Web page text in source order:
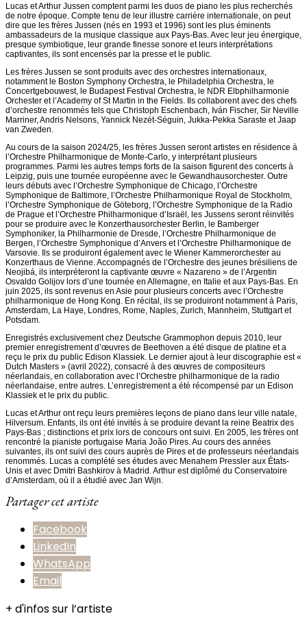
Lucas et Arthur Jussen comptent parmi les duos de piano les plus recherchés
de notre époque. Compte tenu de leur illustre carrière internationale, on peut
dire que les frères Jussen (nés en 1993 et ​​1996) sont les plus éminents
ambassadeurs de la musique classique aux Pays-Bas. Avec leur jeu énergique,
presque symbiotique, leur grande finesse sonore et leurs interprétations
captivantes, ils sont encensés par la presse et le public.
Les frères Jussen se sont produits avec des orchestres internationaux,
notamment le Boston Symphony Orchestra, le Philadelphia Orchestra, le
Concertgebouwest, le Budapest Festival Orchestra, le NDR Elbphilharmonie
Orchester et l’Academy of St Martin in the Fields. Ils collaborent avec des chefs
d’orchestre renommés tels que Christoph Eschenbach, Iván Fischer, Sir Neville
Marriner, Andris Nelsons, Yannick Nezét-Séguin, Jukka-Pekka Saraste et Jaap
van Zweden.
Au cours de la saison 2024/25, les frères Jussen seront artistes en résidence à
l’Orchestre Philharmonique de Monte-Carlo, y interprétant plusieurs
programmes. Parmi les autres temps forts de la saison figurent des concerts à
Leipzig, puis une tournée européenne avec le Gewandhausorchester. Outre
leurs débuts avec l’Orchestre Symphonique de Chicago, l’Orchestre
Symphonique de Baltimore, l’Orchestre Philharmonique Royal de Stockholm,
l’Orchestre Symphonique de Göteborg, l’Orchestre Symphonique de la Radio
de Prague et l’Orchestre Philharmonique d’Israël, les Jussens seront réinvités
pour se produire avec le Konzerthausorchester Berlin, le Bamberger
Symphoniker, la Philharmonie de Dresde, l’Orchestre Philharmonique de
Bergen, l’Orchestre Symphonique d’Anvers et l’Orchestre Philharmonique de
Varsovie. Ils se produiront également avec le Wiener Kammerorchester au
Konzerthaus de Vienne. Accompagnés de l’Orchestre des jeunes brésiliens de
Neojibá, ils interpréteront la captivante œuvre « Nazareno » de l’Argentin
Osvaldo Golijov lors d’une tournée en Allemagne, en Italie et aux Pays-Bas. En
juin 2025, ils sont revenus en Asie pour plusieurs concerts avec l’Orchestre
philharmonique de Hong Kong. En récital, ils se produiront notamment à Paris,
Amsterdam, La Haye, Londres, Rome, Naples, Zurich, Mannheim, Stuttgart et
Potsdam.
Enregistrés exclusivement chez Deutsche Grammophon depuis 2010, leur
premier enregistrement d’œuvres de Beethoven a été disque de platine et a
reçu le prix du public Edison Klassiek. Le dernier ajout à leur discographie est «
Dutch Masters » (avril 2022), consacré à des œuvres de compositeurs
néerlandais, en collaboration avec l’Orchestre philharmonique de la radio
néerlandaise, entre autres. L’enregistrement a été récompensé par un Edison
Klassiek et le prix du public.
Lucas et Arthur ont reçu leurs premières leçons de piano dans leur ville natale,
Hilversum. Enfants, ils ont été invités à se produire devant la reine Beatrix des
Pays-Bas ; distinctions et prix lors de concours ont suivi. En 2005, les frères ont
rencontré la pianiste portugaise Maria João Pires. Au cours des années
suivantes, ils ont suivi des cours auprès de Pires et de professeurs néerlandais
renommés. Lucas a complété ses études avec Menahem Pressler aux États-
Unis et avec Dmitri Bashkirov à Madrid. Arthur est diplômé du Conservatoire
d’Amsterdam, où il a étudié avec Jan Wijn.
Partager cet artiste
Facebook
LinkedIn
WhatsApp
Email
+ d'infos sur l’artiste